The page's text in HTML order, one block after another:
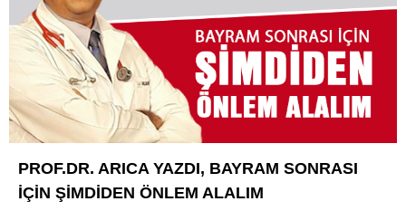
WhatsApp İhbar Hattı
Facebook
PROF.DR. ARICA YAZDI, BAYRAM SONRASI
İÇİN ŞİMDİDEN ÖNLEM ALALIM